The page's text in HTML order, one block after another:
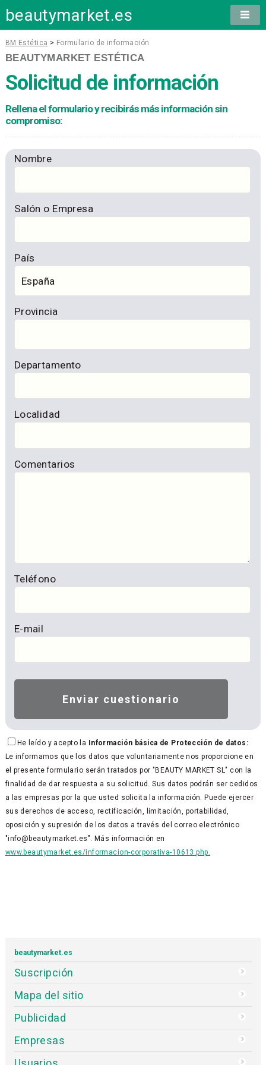
beautymarket.es
BM Estética > Formulario de información
BEAUTYMARKET ESTÉTICA
Solicitud de información
Rellena el formulario y recibirás más información sin
compromiso:
Nombre
Salón o Empresa
País
Provincia
Departamento
Localidad
Comentarios
Teléfono
E-mail
He leído y acepto la Información básica de Protección de datos:
Le informamos que los datos que voluntariamente nos proporcione en
el presente formulario serán tratados por "BEAUTY MARKET SL" con la
finalidad de dar respuesta a su solicitud. Sus datos podrán ser cedidos
a las empresas por la que usted solicita la información. Puede ejercer
sus derechos de acceso, rectificación, limitación, portabilidad,
oposición y supresión de los datos a través del correo electrónico
"info@beautymarket.es". Más información en
www.beautymarket.es/informacion-corporativa-10613.php.
beautymarket.es
Suscripción
Mapa del sitio
Publicidad
Empresas